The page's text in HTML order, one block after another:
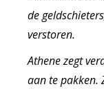
de
verstoren.
Athene zegt
aan te pakken.